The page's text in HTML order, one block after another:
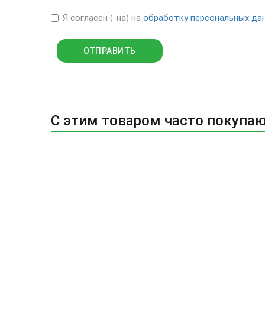
Я согласен (-на) на обработку персональных
С этим товаром часто